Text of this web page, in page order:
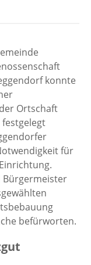
konnte
Ortschaft
festgelegt
für
Bürgermeister
befürworten.